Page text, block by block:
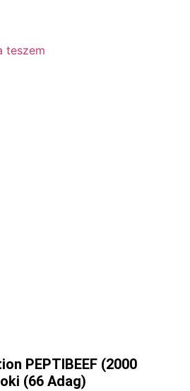
teszem
PEPTIBEEF (2000
(66 Adag)